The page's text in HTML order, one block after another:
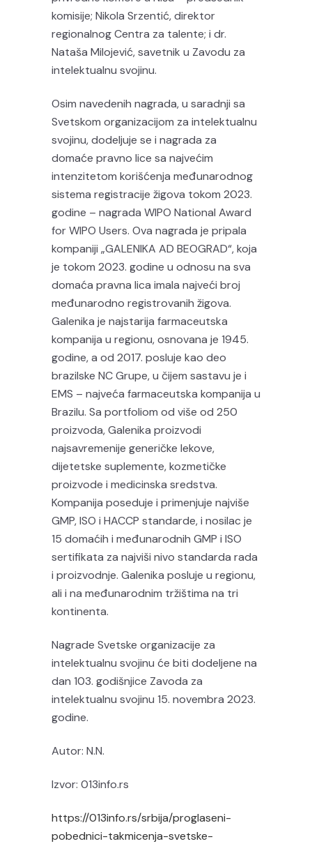
komisije; Nikola Srzentić, direktor
regionalnog Centra za talente; i dr.
Nataša Milojević, savetnik u Zavodu za
intelektualnu svojinu.
Osim navedenih nagrada, u saradnji sa
Svetskom organizacijom za intelektualnu
svojinu, dodeljuje se i nagrada za
domaće pravno lice sa najvećim
intenzitetom korišćenja međunarodnog
sistema registracije žigova tokom 2023.
godine – nagrada WIPO National Award
for WIPO Users. Ova nagrada je pripala
kompaniji „GALENIKA AD BEOGRAD“, koja
je tokom 2023. godine u odnosu na sva
domaća pravna lica imala najveći broj
međunarodno registrovanih žigova.
Galenika je najstarija farmaceutska
kompanija u regionu, osnovana je 1945.
godine, a od 2017. posluje kao deo
brazilske NC Grupe, u čijem sastavu je i
EMS – najveća farmaceutska kompanija u
Brazilu. Sa portfoliom od više od 250
proizvoda, Galenika proizvodi
najsavremenije generičke lekove,
dijetetske suplemente, kozmetičke
proizvode i medicinska sredstva.
Kompanija poseduje i primenjuje najviše
GMP, ISO i HACCP standarde, i nosilac je
15 domaćih i međunarodnih GMP i ISO
sertifikata za najviši nivo standarda rada
i proizvodnje. Galenika posluje u regionu,
ali i na međunarodnim tržištima na tri
kontinenta.
Nagrade Svetske organizacije za
intelektualnu svojinu će biti dodeljene na
dan 103. godišnjice Zavoda za
intelektualnu svojinu 15. novembra 2023.
godine.
Autor: N.N.
Izvor: 013info.rs
https://013info.rs/srbija/proglaseni-
pobednici-takmicenja-svetske-